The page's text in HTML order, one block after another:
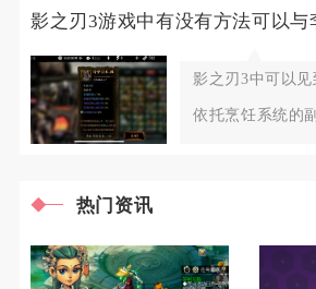
影之刃3中可以
依托烹饪系统的
热门资讯